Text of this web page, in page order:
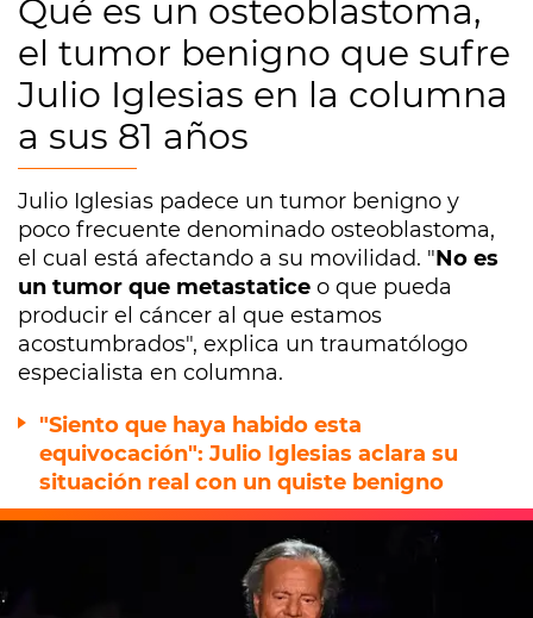
Qué es un osteoblastoma,
el tumor benigno que sufre
Julio Iglesias en la columna
a sus 81 años
Julio Iglesias padece un tumor benigno y
poco frecuente denominado osteoblastoma,
el cual está afectando a su movilidad. "No es
un tumor que metastatice o que pueda
producir el cáncer al que estamos
acostumbrados", explica un traumatólogo
especialista en columna.
"Siento que haya habido esta
equivocación": Julio Iglesias aclara su
situación real con un quiste benigno